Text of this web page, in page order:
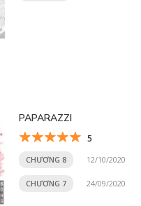
PAPARAZZI
5
CHƯƠNG 8 12/10/2020
CHƯƠNG 7 24/09/2020